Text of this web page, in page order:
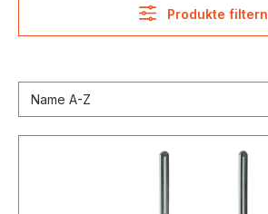
Produkte filtern